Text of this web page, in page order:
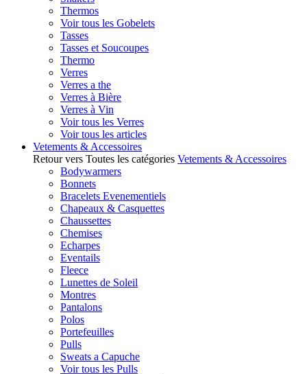
Thermos
Voir tous les Gobelets
Tasses
Tasses et Soucoupes
Thermo
Verres
Verres a the
Verres à Bière
Verres à Vin
Voir tous les Verres
Voir tous les articles
Vetements & Accessoires
Retour vers Toutes les catégories Vetements & Accessoires
Bodywarmers
Bonnets
Bracelets Evenementiels
Chapeaux & Casquettes
Chaussettes
Chemises
Echarpes
Eventails
Fleece
Lunettes de Soleil
Montres
Pantalons
Polos
Portefeuilles
Pulls
Sweats a Capuche
Voir tous les Pulls